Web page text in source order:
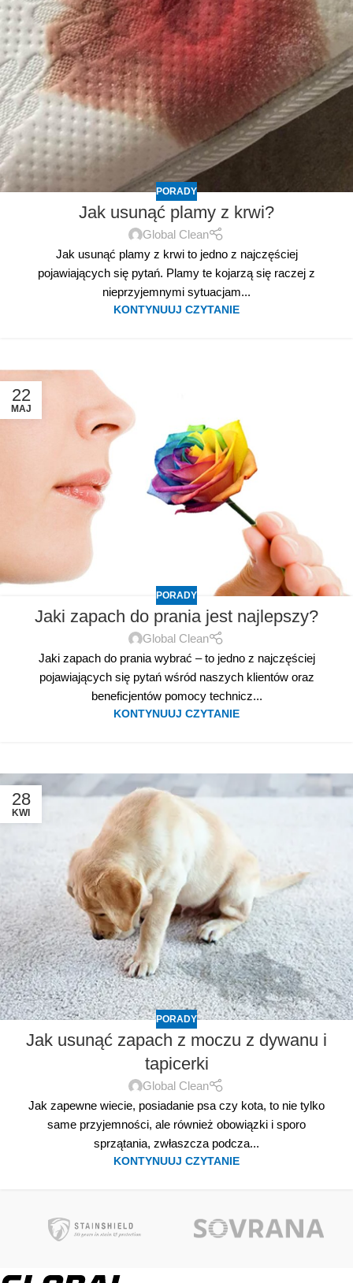
PORADY
Jak usunąć plamy z krwi?
Global Clean
Jak usunąć plamy z krwi to jedno z najczęściej
pojawiających się pytań. Plamy te kojarzą się raczej z
nieprzyjemnymi sytuacjam...
KONTYNUUJ CZYTANIE
22
MAJ
PORADY
Jaki zapach do prania jest najlepszy?
Global Clean
Jaki zapach do prania wybrać – to jedno z najczęściej
pojawiających się pytań wśród naszych klientów oraz
beneficjentów pomocy technicz...
KONTYNUUJ CZYTANIE
28
KWI
PORADY
Jak usunąć zapach z moczu z dywanu i
tapicerki
Global Clean
Jak zapewne wiecie, posiadanie psa czy kota, to nie tylko
same przyjemności, ale również obowiązki i sporo
sprzątania, zwłaszcza podcza...
KONTYNUUJ CZYTANIE